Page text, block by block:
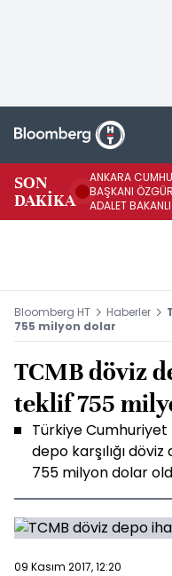
SON
DAKİKA
ANKARA
BAŞKANI ÖZGÜR
ADALET
Bloomberg HT Haberler
755 milyon dolar
TCMB döviz
teklif 755
Türkiye Cumhuriyet
depo karşılığı
755 milyon dolar
09 Kasım 2017, 12:20